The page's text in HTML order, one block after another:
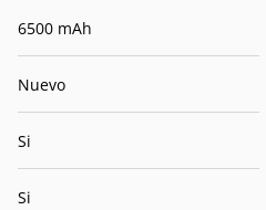
6500 mAh
Nuevo
Si
Si